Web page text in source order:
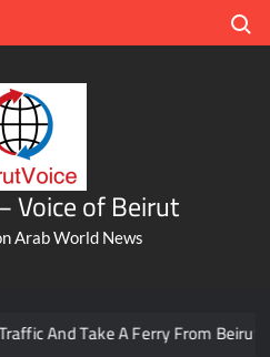
Voice of Beirut
Arab World News
And Take A Ferry From Beirut To